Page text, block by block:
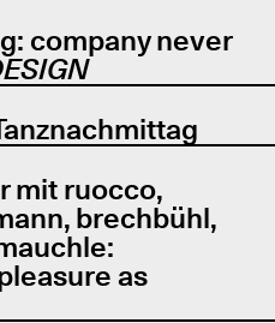
company never
mit ruocco,
brechbühl,
as